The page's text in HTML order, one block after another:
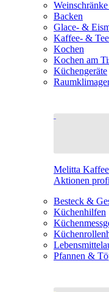
Backen
Glace- &
Kaffee- &
Kochen
Kochen am
Küchengeräte
Melitta
Aktionen
Besteck &
Küchenhilfen
Pfannen &